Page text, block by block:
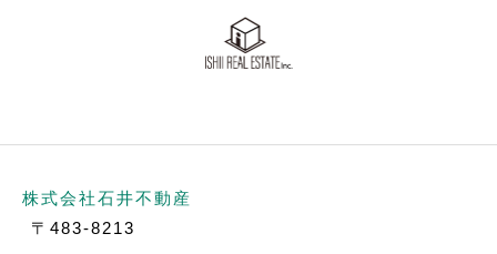
株式会社石井不動産
〒483-8213